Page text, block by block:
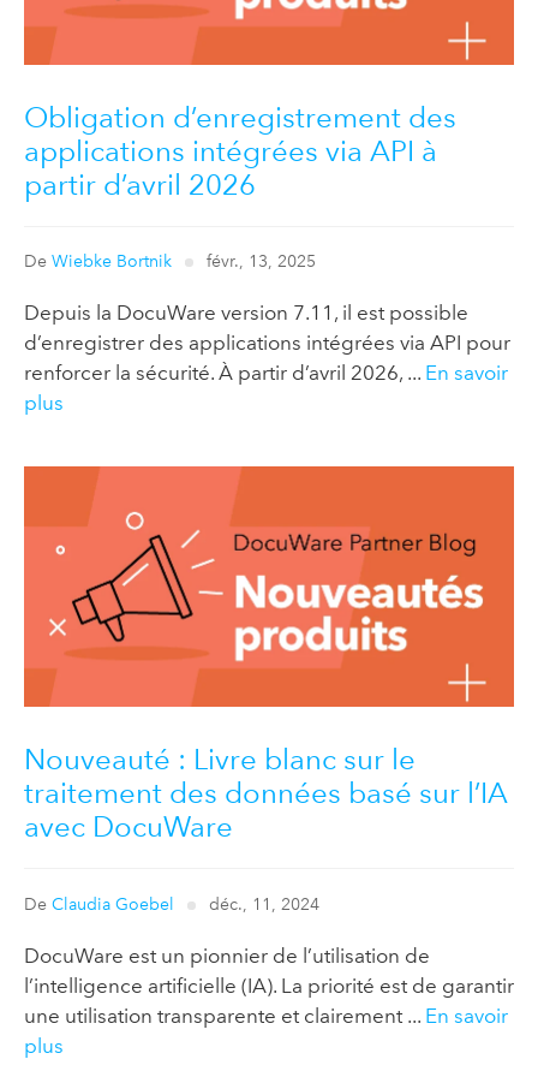
Obligation d’enregistrement des
applications intégrées via API à
partir d’avril 2026
De Wiebke Bortnik févr., 13, 2025
Depuis la DocuWare version 7.11, il est possible
d’enregistrer des applications intégrées via API pour
renforcer la sécurité. À partir d’avril 2026, ... En savoir
plus
Nouveauté : Livre blanc sur le
traitement des données basé sur l’IA
avec DocuWare
De Claudia Goebel déc., 11, 2024
DocuWare est un pionnier de l’utilisation de
l’intelligence artificielle (IA). La priorité est de garantir
une utilisation transparente et clairement ... En savoir
plus